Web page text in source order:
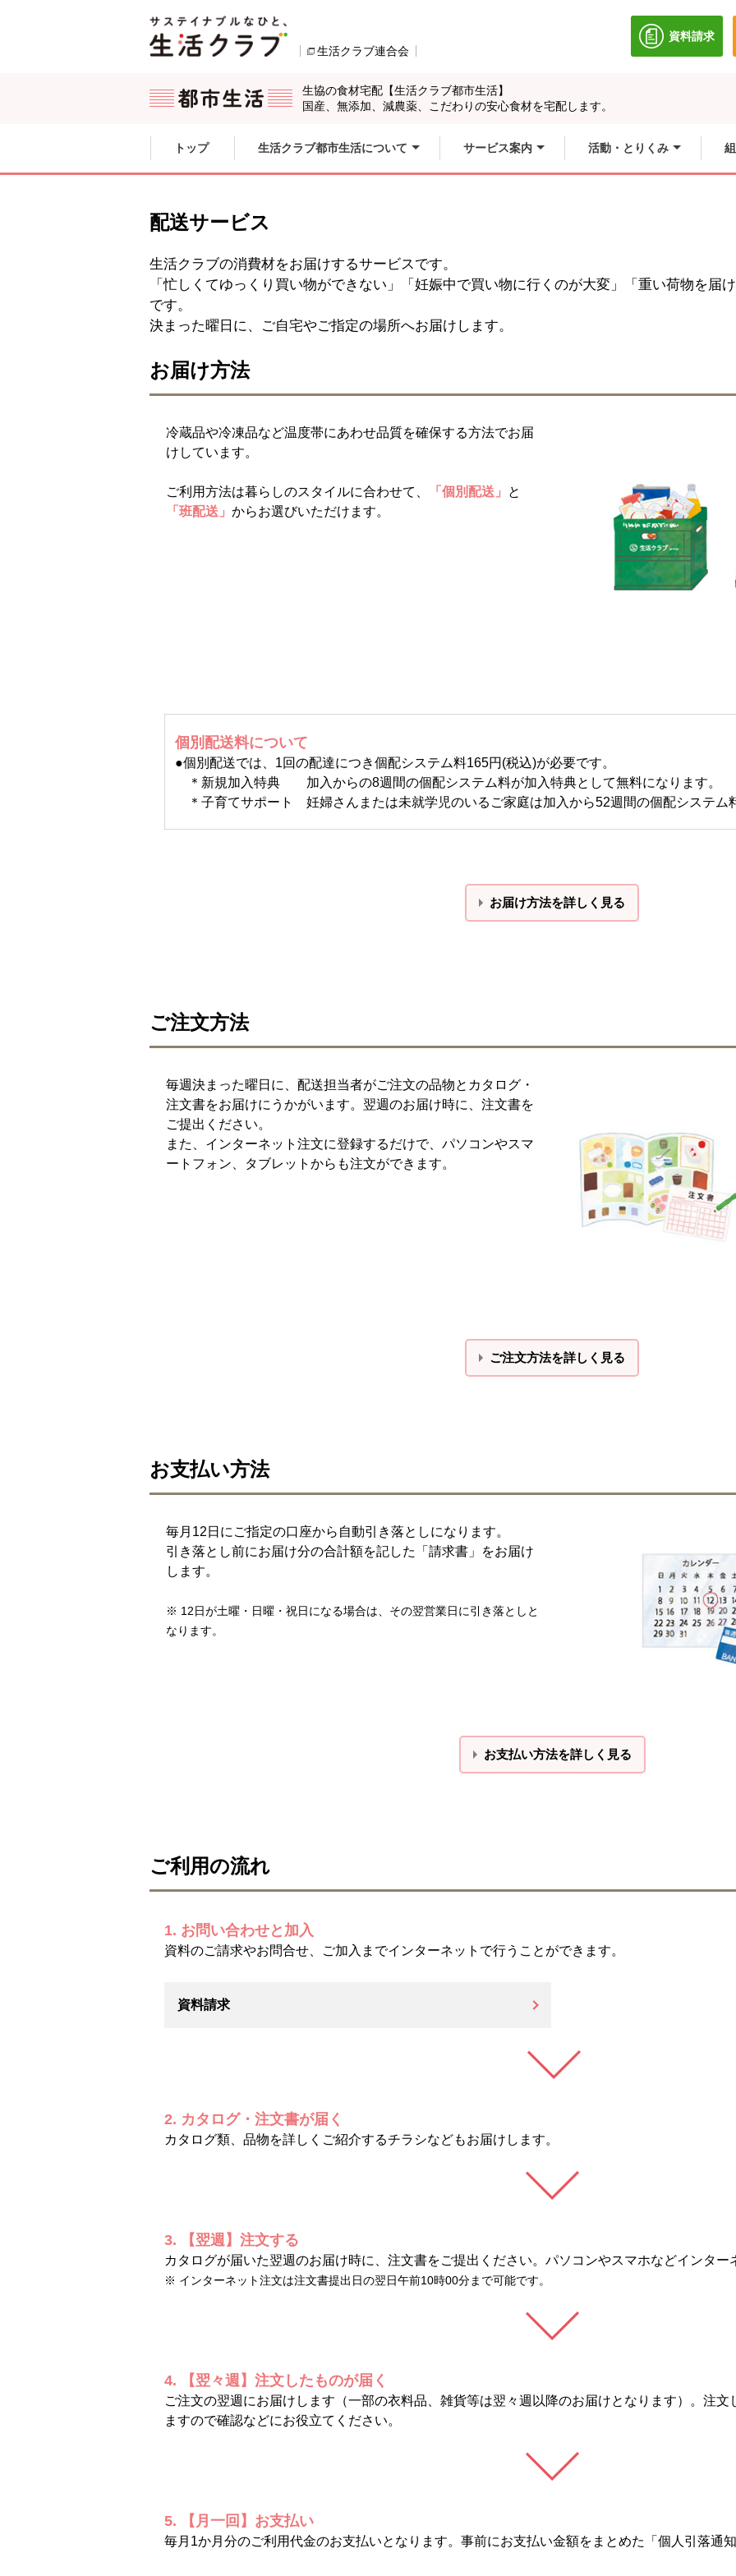
生活クラブ連合会
資料請求
別のウィン
生協の食材宅配【生活クラブ都市生活】
国産、無添加、減農薬、こだわりの安心食材を宅配します。
ここからサイト内共通メニューです。
サイト内共通メニューをスキップする
トップ 生活クラブ都市生活について サービス案内 活動・とりくみ
配送サービス
生活クラブの消費材をお届けするサービスです。
「忙しくてゆっくり買い物ができない」「妊娠中で買い物に行くのが大変」「重い荷物を届
です。
決まった曜日に、ご自宅やご指定の場所へお届けします。
お届け方法
冷蔵品や冷凍品など温度帯にあわせ品質を確保する方法でお届
けしています。
ご利用方法は暮らしのスタイルに合わせて、 「個別配送」
と
「班配送」 からお選びいただけます。
個別配送料について
●個別配送では、1回の配達につき個配システム料165円(税込)が必要です。
＊新規加入特典 加入からの8週間の個配システム料が加入特典として無料になります。
＊子育てサポート 妊婦さんまたは未就学児のいるご家庭は加入から52週間の個配システム
お届け方法を詳しく見る
ご注文方法
毎週決まった曜日に、配送担当者がご注文の品物とカタログ・
注文書をお届けにうかがいます。翌週のお届け時に、注文書を
ご提出ください。
また、インターネット注文に登録するだけで、パソコンやスマ
ートフォン、タブレットからも注文ができます。
ご注文方法を詳しく見る
お支払い方法
毎月12日にご指定の口座から自動引き落としになります。
引き落とし前にお届け分の合計額を記した「請求書」をお届け
します。
※ 12日が土曜・日曜・祝日になる場合は、その翌営業日に引き落としと
なります。
お支払い方法を詳しく見る
ご利用の流れ
1. お問い合わせと加入
資料のご請求やお問合せ、ご加入までインターネットで行うことができます。
資料請求
2. カタログ・注文書が届く
カタログ類、品物を詳しくご紹介するチラシなどもお届けします。
3. 【翌週】注文する
カタログが届いた翌週のお届け時に、注文書をご提出ください。パソコンやスマホなどインター
※ インターネット注文は注文書提出日の翌日午前10時00分まで可能です。
4. 【翌々週】注文したものが届く
ご注文の翌週にお届けします（一部の衣料品、雑貨等は翌々週以降のお届けとなります）。注
ますので確認などにお役立てください。
5. 【月一回】お支払い
毎月1か月分のご利用代金のお支払いとなります。事前にお支払い金額をまとめた「個人引落通